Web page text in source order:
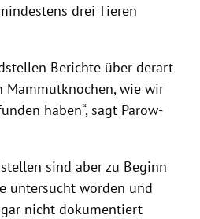
drei Tieren
Berichte über derart
Mammutknochen, wie wir
haben“, sagt Parow-
sind aber zu Beginn
untersucht worden und
nicht dokumentiert